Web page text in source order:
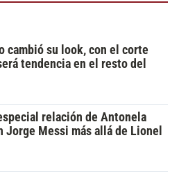
cambió su look, con el corte
tendencia en el resto del
relación de Antonela
Jorge Messi más allá de Lionel